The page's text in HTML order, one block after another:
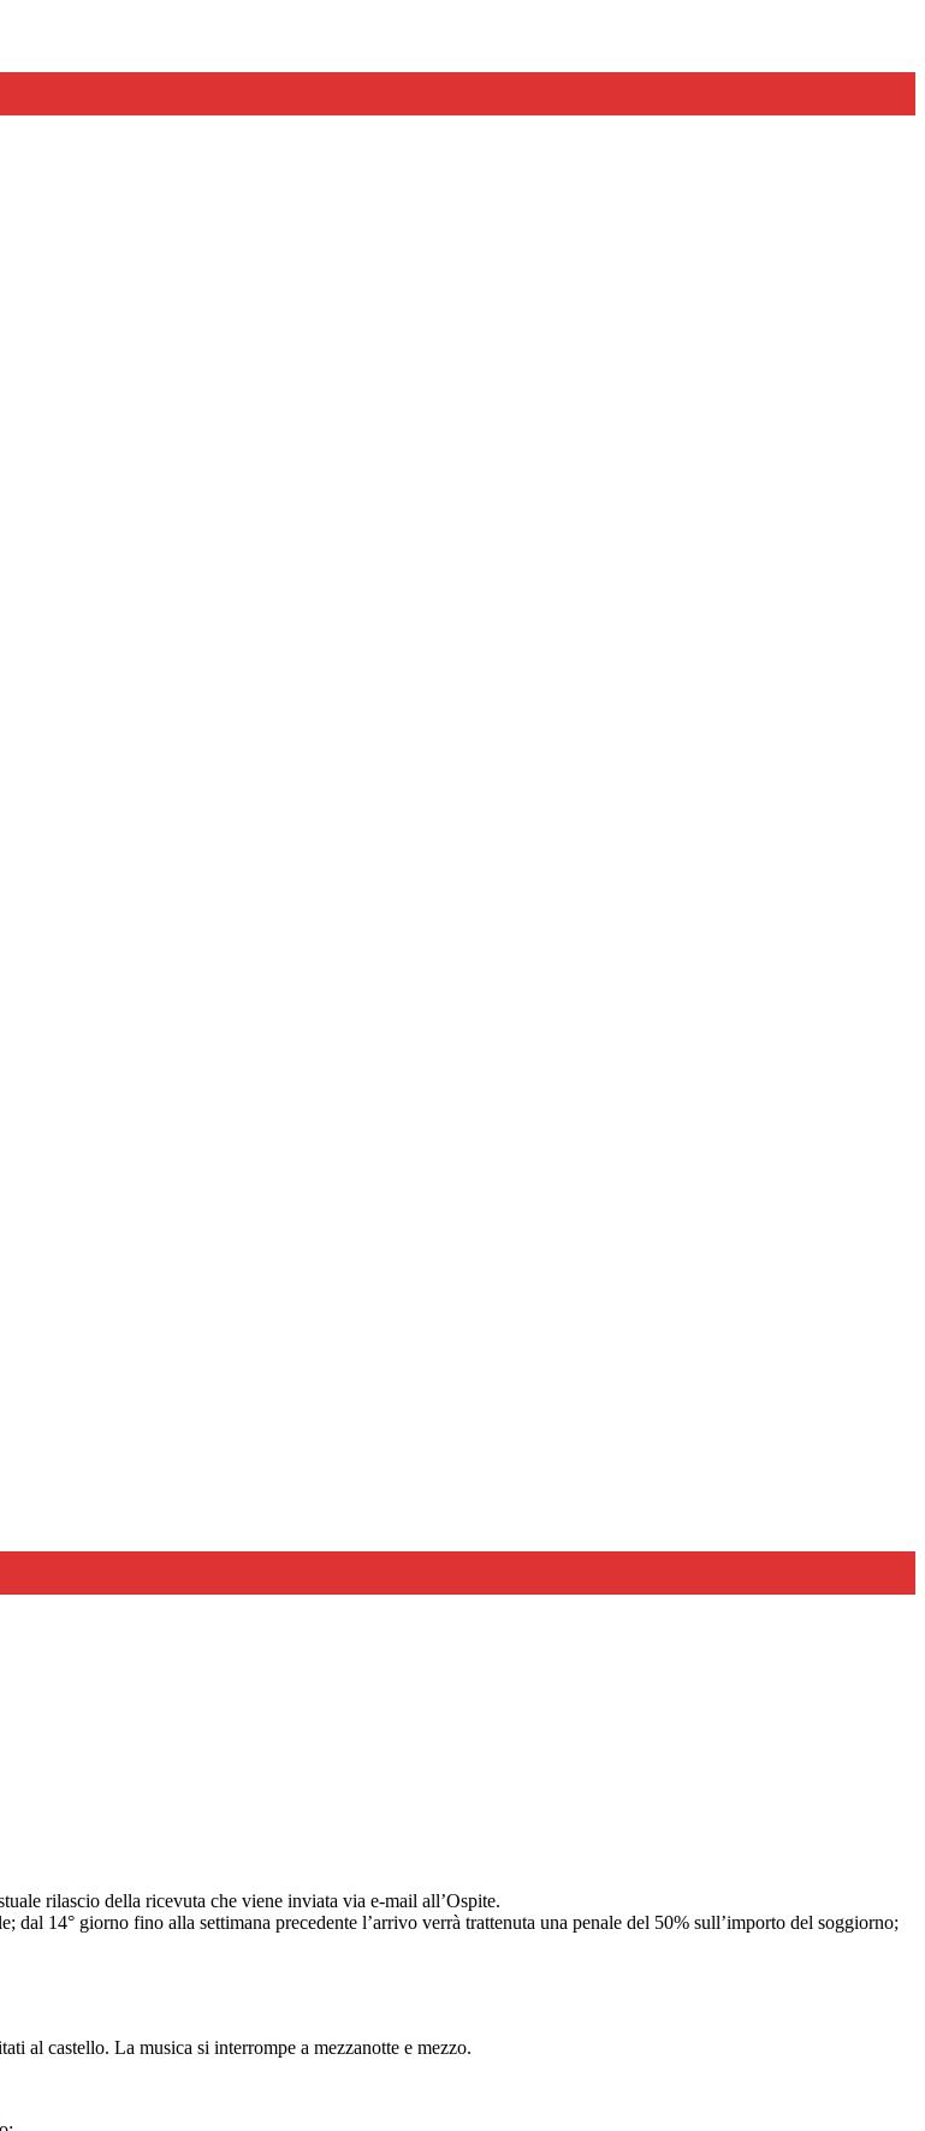
rilascio della ricevuta che viene inviata via e-mail all’Ospite.
14° giorno fino alla settimana precedente l’arrivo verrà trattenuta una penale del 50% sull’importo del soggiorno;
al castello. La musica si interrompe a mezzanotte e mezzo.